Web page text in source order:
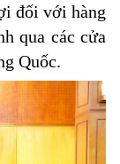
đối với hàng
qua các cửa
Quốc.